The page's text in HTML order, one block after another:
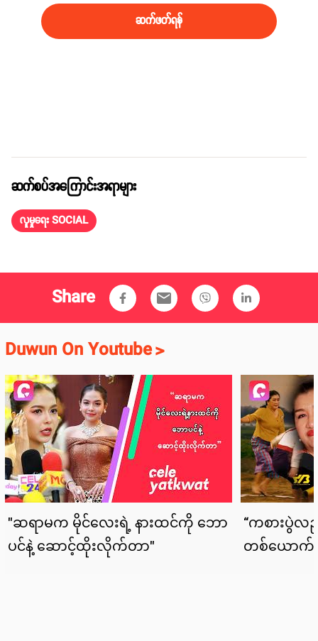
ဆက်ဖတ်ရန်
ဆက်စပ်အကြောင်းအရာများ
လူမှုရေး SOCIAL
Share email
Duwun On Youtube>